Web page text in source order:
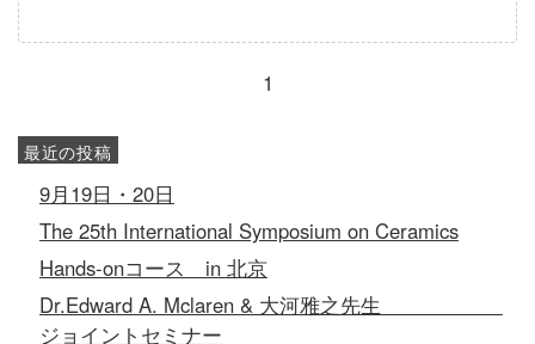
1
最近の投稿
9月19日・20日
The 25th International Symposium on Ceramics
Hands-onコース in 北京
Dr.Edward A. Mclaren & 大河雅之先生
ジョイントセミナー